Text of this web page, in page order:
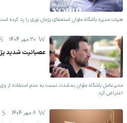
هیئت مدیره باشگاه ملوان استعفای پژمان نوری را رد کرده
30 مهر 1404
عصبانیت شدید
مدیرعامل باشگاه ملوان به شدت نسبت به عدم استفاده از
اعتراض کرد.
8 مهر 1404